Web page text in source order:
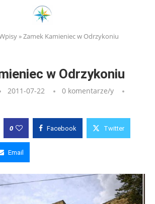
»Zamek Kamieniec w Odrzykoniu
w Odrzykoniu
2011-07-22
0 komentarze/y
0 Facebook Twitter
Email